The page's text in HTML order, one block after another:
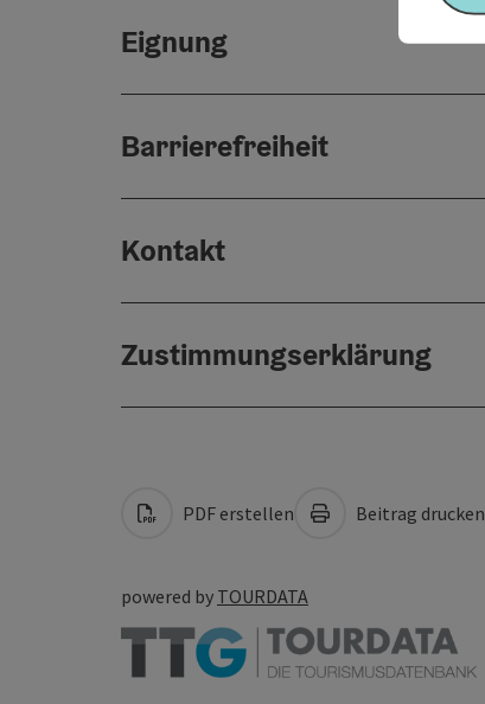
Eignung
Barrierefreiheit
Kontakt
Zustimmungserklärung
PDF erstellen Beitrag drucken
powered by TOURDATA